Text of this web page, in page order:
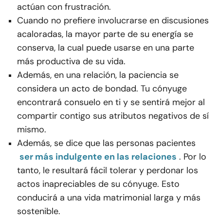
actúan con frustración.
Cuando no prefiere involucrarse en discusiones
acaloradas, la mayor parte de su energía se
conserva, la cual puede usarse en una parte
más productiva de su vida.
Además, en una relación, la paciencia se
considera un acto de bondad. Tu cónyuge
encontrará consuelo en ti y se sentirá mejor al
compartir contigo sus atributos negativos de sí
mismo.
Además, se dice que las personas pacientes
ser más indulgente en las relaciones . Por lo
tanto, le resultará fácil tolerar y perdonar los
actos inapreciables de su cónyuge. Esto
conducirá a una vida matrimonial larga y más
sostenible.